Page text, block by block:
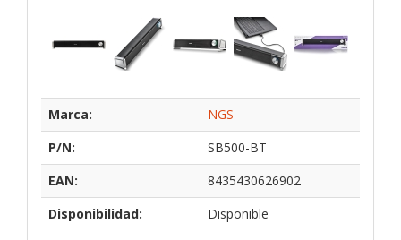
Marca:
NGS
P/N:
SB500-BT
EAN:
8435430626902
Disponibilidad:
Disponible